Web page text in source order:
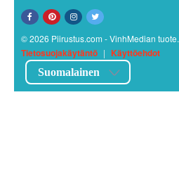
© 2026 Piirustus.com - VinhMedian tuote.
Tietosuojakäytäntö | Käyttöehdot
Suomalainen